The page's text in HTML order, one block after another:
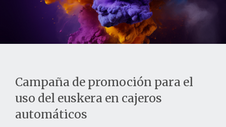
Campaña de promoción para el
uso del euskera en cajeros
automáticos